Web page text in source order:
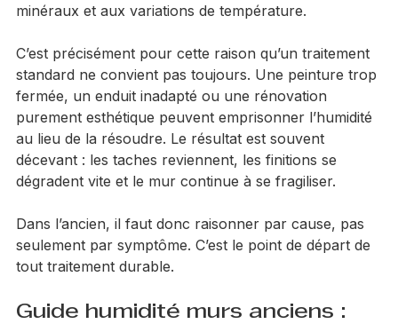
ils réagissent aussi plus fortement à l’eau, aux sels
C’est précisément pour cette raison qu’un traitement
standard ne convient pas toujours. Une peinture trop
fermée, un enduit inadapté ou une rénovation
purement esthétique peuvent emprisonner l’humidité
au lieu de la résoudre. Le résultat est souvent
décevant : les taches reviennent, les finitions se
Dans l’ancien, il faut donc raisonner par cause, pas
seulement par symptôme. C’est le point de départ de